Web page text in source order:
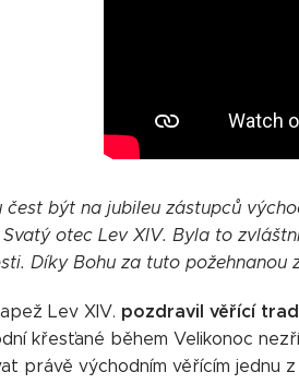
čest být na jubileu zástupců
otec Lev XIV. Byla to
Díky Bohu za tuto požehnanou
Lev XIV. pozdravil věřící
křesťané během Velikonoc
právě východním věřícím jednu